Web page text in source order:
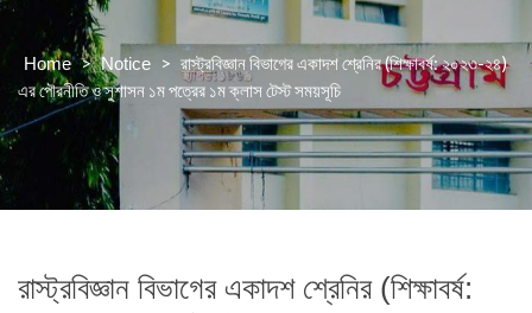
Home > Notice > রাস্ট্রবিজ্ঞান বিভাগের একাদশ শ্রেনির (শিক্ষাবর্ষ: ২০২৩-২৪)
এর পৌরনীতি ও সুশাসন ১ম পত্রের ১ম ক্লাস টেস্ট সময়সূচি
রাস্ট্রবিজ্ঞান বিভাগের একাদশ শ্রেনির (শিক্ষাবর্ষ: